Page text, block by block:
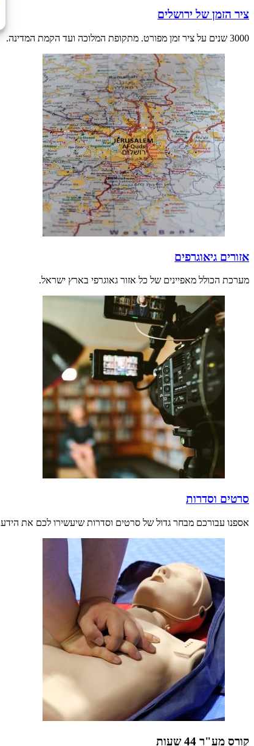
ציר הזמן של ירושלים
3000 שנים על ציר זמן מפורט. מתקופת המלוכה ועד הקמת המדינה.
אזורים גיאוגרפים
מערכת הכולל מאפיינים של כל אזור גאוגרפי בארץ ישראל.
סרטים וסדרות
אספנו עבורכם מבחר גדול של סרטים וסדרות שיעשירו לכם את
קורס מע"ר 44 שעות